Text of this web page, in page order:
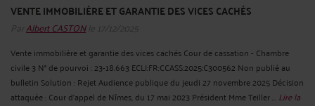
VENTE IMMOBILIÈRE ET GARANTIE DES VICES CACHÉS
ParAlbert CASTONle 17/12/2025
Vente immobilière et garantie des vices cachés Cour de cassation - Chambre
civile 3 N° de pourvoi : 23-18.663 ECLI:FR:CCASS:2025:C300562 Non publié au
bulletin Solution : Rejet Audience publique du jeudi 27 novembre 2025 Décision
attaquée : Cour d'appel de Nîmes, du 17 mai 2023 Président Mme Teiller ... Lire la